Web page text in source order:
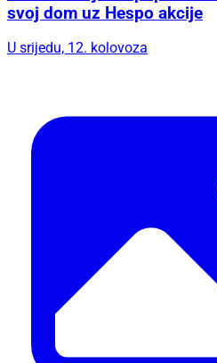
svoj dom uz Hespo akcije
U srijedu, 12. kolovoza